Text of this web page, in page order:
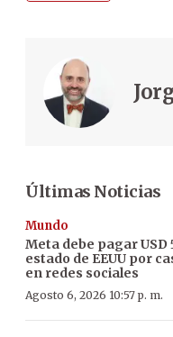
Últimas Noticias
Mundo
Meta debe pagar USD
estado de EEUU por
en redes sociales
Agosto 6, 2026 10:57 p. m.